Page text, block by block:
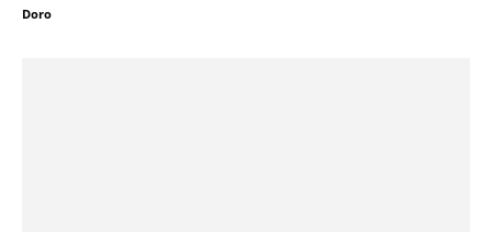
Doro